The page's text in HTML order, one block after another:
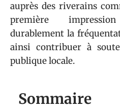
Sommaire
auprès des riverains
première
durablement la
ainsi contribuer à
publique locale.